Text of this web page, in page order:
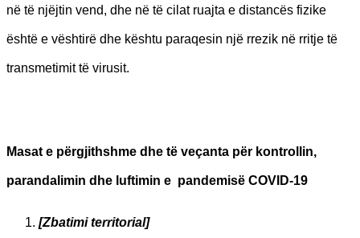
në të njëjtin vend, dhe në të cilat ruajta e distancës fizike
është e vështirë dhe kështu paraqesin një rrezik në rritje të
transmetimit të virusit.​
Masat e përgjithshme dhe të veçanta për kontrollin,
parandalimin dhe luftimin e pandemisë COVID-19
[Zbatimi territorial]